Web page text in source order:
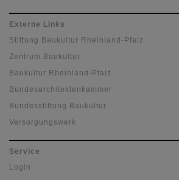
Externe Links
Stiftung Baukultur Rheinland-Pfalz
Zentrum Baukultur
Baukultur Rheinland-Pfalz
Bundesarchitektenkammer
Bundesstiftung Baukultur
Versorgungswerk
Service
Login